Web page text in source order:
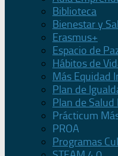
Biblioteca
Bienestar y
Erasmus+
Espacio de
Hábitos de
Más Equidad
Plan de
Plan de Salud
Prácticum
PROA
Programas